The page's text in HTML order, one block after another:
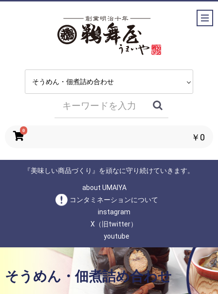
0
￥0
『美味しい商品づくり』を頑なに守り続けていきます。
about UMAIYA
コンタミネーションについて
instagram
X（旧twitter）
youtube
そうめん・佃煮詰め合わせ